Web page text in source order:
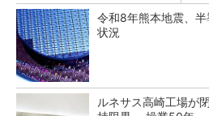
令和8年熊本地震、
状況
ルネサス高崎工場が